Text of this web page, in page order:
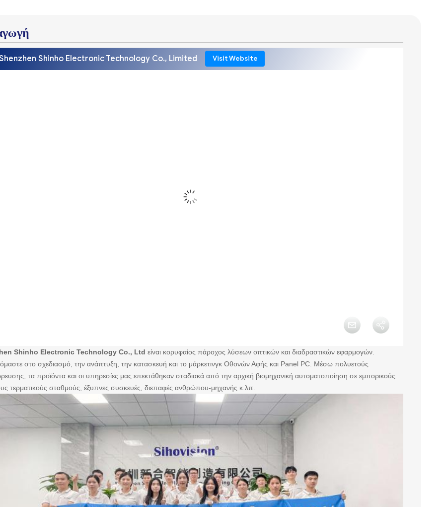
Shinho Electronic Technology Co., Ltd είναι κορυφαίος πάροχος λύσεων οπτικών και διαδραστικών εφαρμογών.
στο σχεδιασμό, την ανάπτυξη, την κατασκευή και το μάρκετινγκ Οθονών Αφής και Panel PC. Μέσω πολυετούς
τα προϊόντα και οι υπηρεσίες μας επεκτάθηκαν σταδιακά από την αρχική βιομηχανική αυτοματοποίηση σε εμπορικούς
τερματικούς σταθμούς, έξυπνες συσκευές, διεπαφές ανθρώπου-μηχανής κ.λπ.